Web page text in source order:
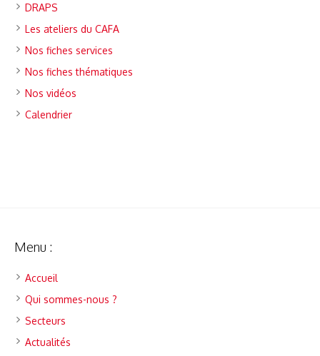
DRAPS
Les ateliers du CAFA
Nos fiches services
Nos fiches thématiques
Nos vidéos
Calendrier
Menu :
Accueil
Qui sommes-nous ?
Secteurs
Actualités